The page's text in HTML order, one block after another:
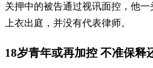
关押中的被告通过视讯面控，他
上衣出庭，并没有代表律师。
18岁青年或再加控 不准保释